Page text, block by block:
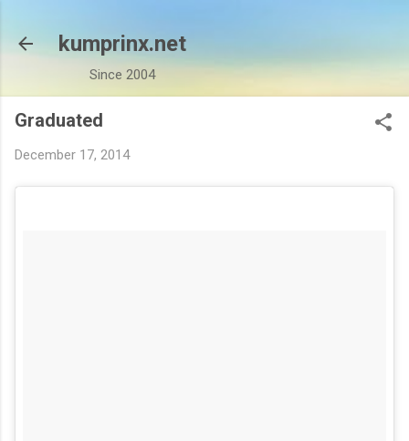
kumprinx.net
Since 2004
Graduated
December 17, 2014